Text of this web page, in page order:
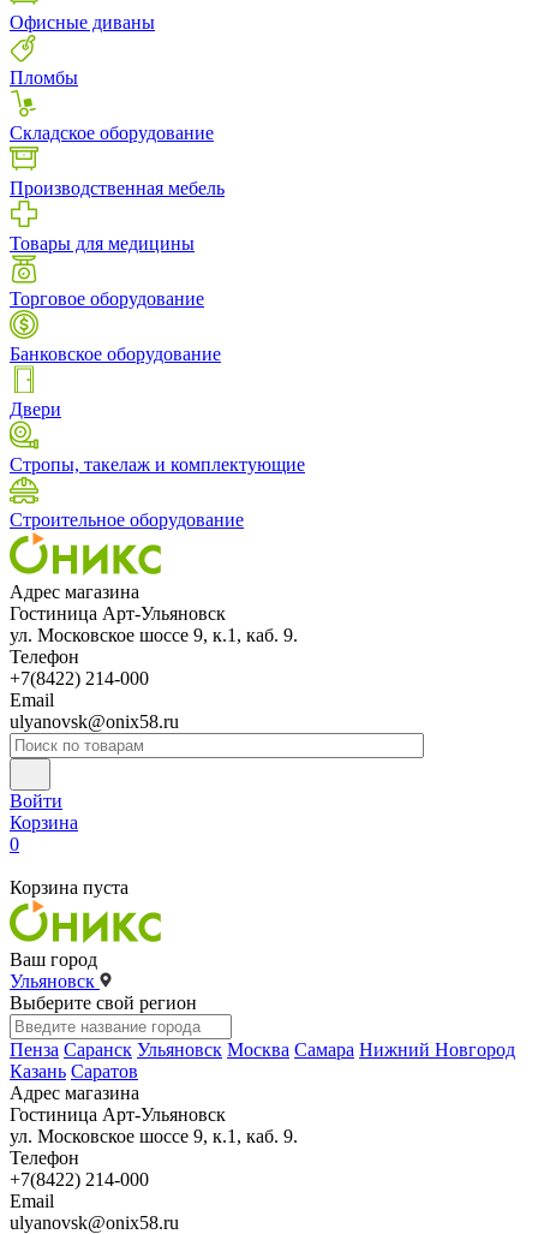
Офисные диваны
Пломбы
Складское оборудование
Производственная мебель
Товары для медицины
Торговое оборудование
Банковское оборудование
Двери
Стропы, такелаж и комплектующие
Строительное оборудование
Адрес магазина
Гостиница Арт-Ульяновск
ул. Московское шоссе 9, к.1, каб. 9.
Телефон
+7(8422) 214-000
Email
ulyanovsk@onix58.ru
Войти
Корзина
0
Корзина пуста
Ваш город
Ульяновск
Выберите свой регион
Пенза Саранск Ульяновск Москва Самара Нижний Новгород
Казань Саратов
Адрес магазина
Гостиница Арт-Ульяновск
ул. Московское шоссе 9, к.1, каб. 9.
Телефон
+7(8422) 214-000
Email
ulyanovsk@onix58.ru